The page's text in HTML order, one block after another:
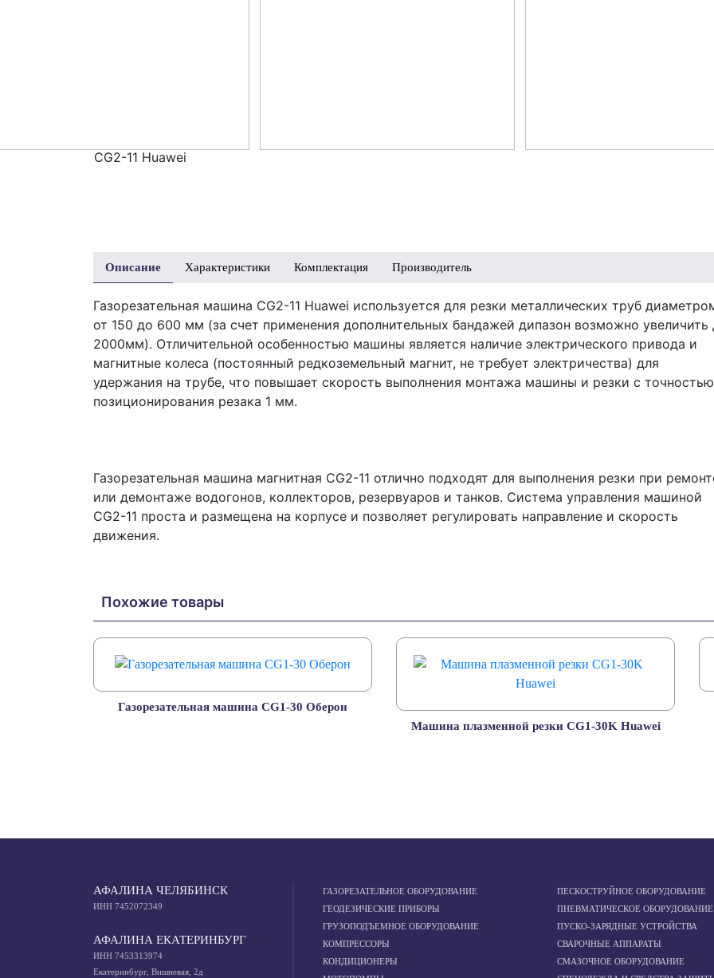
Описание Характеристики Комплектация Производитель
Газорезательная машина CG2-11 Huawei используется для резки металлических труб
от 150 до 600 мм (за счет применения дополнительных бандажей дипазон возможно увеличить
2000мм). Отличительной особенностью машины является наличие электрического привода и
магнитные колеса (постоянный редкоземельный магнит, не требует электричества) для
удержания на трубе, что повышает скорость выполнения монтажа машины и резки с точностью
позиционирования резака 1 мм.
Газорезательная машина магнитная CG2-11 отлично подходят для выполнения резки при
или демонтаже водогонов, коллекторов, резервуаров и танков. Система управления машиной
CG2-11 проста и размещена на корпусе и позволяет регулировать направление и скорость
движения.
Похожие товары
Газорезательная машина CG1-30 Оберон
Машина плазменной резки CG1-30K Huawei
АФАЛИНА ЧЕЛЯБИНСК
ИНН 7452072349
АФАЛИНА ЕКАТЕРИНБУРГ
ИНН 7453313974
Екатеринбург, Вишневая, 2д
ГАЗОРЕЗАТЕЛЬНОЕ ОБОРУДОВАНИЕ
ГЕОДЕЗИЧЕСКИЕ ПРИБОРЫ
ГРУЗОПОДЪЕМНОЕ ОБОРУДОВАНИЕ
КОМПРЕССОРЫ
КОНДИЦИОНЕРЫ
ПЕСКОСТРУЙНОЕ ОБОРУДОВАНИЕ
ПНЕВМАТИЧЕСКОЕ ОБОРУДОВАНИЕ
ПУСКО-ЗАРЯДНЫЕ УСТРОЙСТВА
СВАРОЧНЫЕ АППАРАТЫ
СМАЗОЧНОЕ ОБОРУДОВАНИЕ